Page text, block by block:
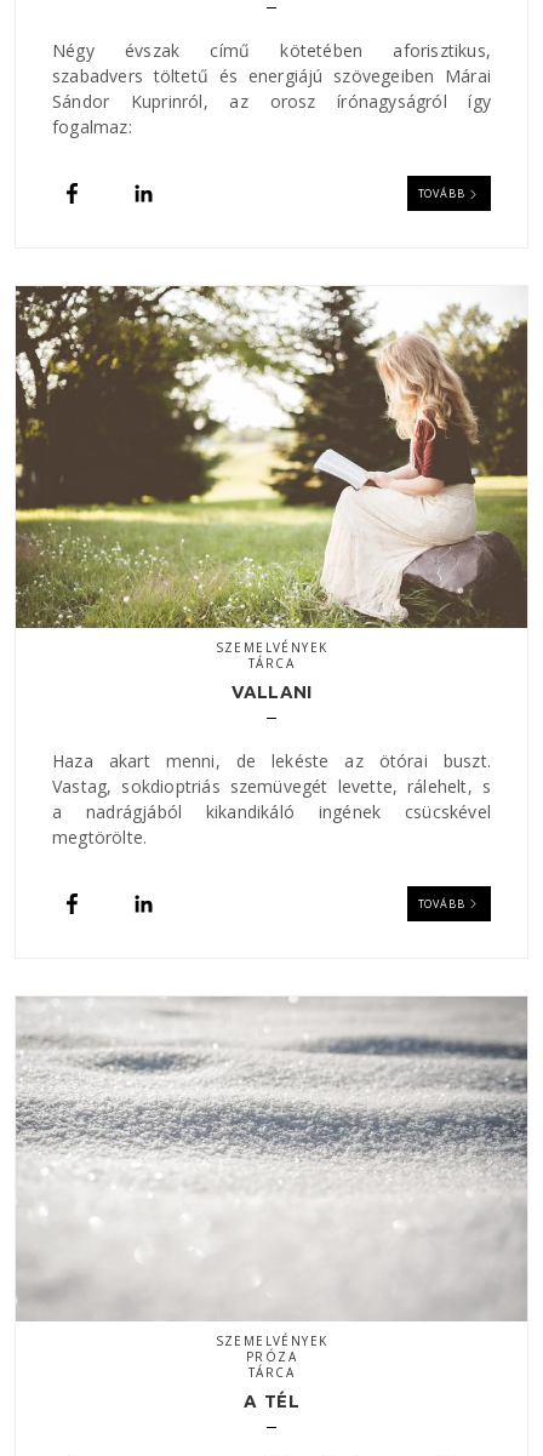
Négy évszak című kötetében aforisztikus,
szabadvers töltetű és energiájú szövegeiben Márai
Sándor Kuprinról, az orosz írónagyságról így
fogalmaz:
TOVÁBB
SZEMELVÉNYEK
TÁRCA
VALLANI
Haza akart menni, de lekéste az ötórai buszt.
Vastag, sokdioptriás szemüvegét levette, rálehelt, s
a nadrágjából kikandikáló ingének csücskével
megtörölte.
TOVÁBB
SZEMELVÉNYEK
PRÓZA
TÁRCA
A TÉL